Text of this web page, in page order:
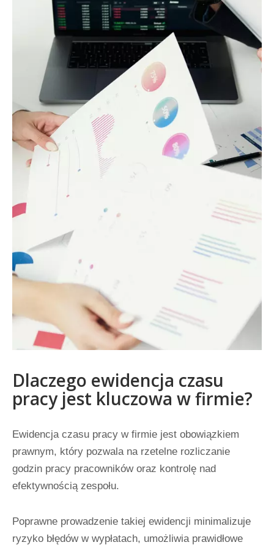
Dlaczego ewidencja czasu
pracy jest kluczowa w firmie?
Ewidencja czasu pracy w firmie jest obowiązkiem
prawnym, który pozwala na rzetelne rozliczanie
godzin pracy pracowników oraz kontrolę nad
efektywnością zespołu.
Poprawne prowadzenie takiej ewidencji minimalizuje
ryzyko błędów w wypłatach, umożliwia prawidłowe